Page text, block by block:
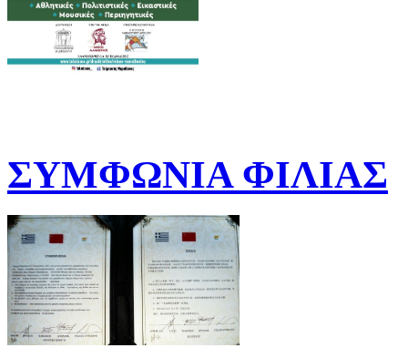
ΣΥΜΦΩΝΙΑ ΦΙΛΙΑΣ